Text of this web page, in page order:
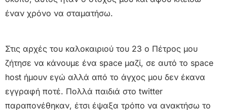
έναν χρόνο να σταματήσω.
Στις αρχές του καλοκαιριού του 23 ο Πέτρος μου
ζήτησε να κάνουμε ένα space μαζί, σε αυτό το space
host ήμουν εγώ αλλά από το άγχος μου δεν έκανα
εγγραφή ποτέ. Πολλά παιδιά στο twitter
παραπονέθηκαν, έτσι έψαξα τρόπο να ανακτήσω το